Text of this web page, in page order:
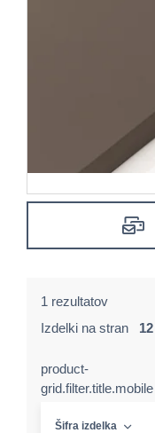
1 rezultatov
Izdelki na stran
product-
grid.filter.title.mobile
Šifra izdelka